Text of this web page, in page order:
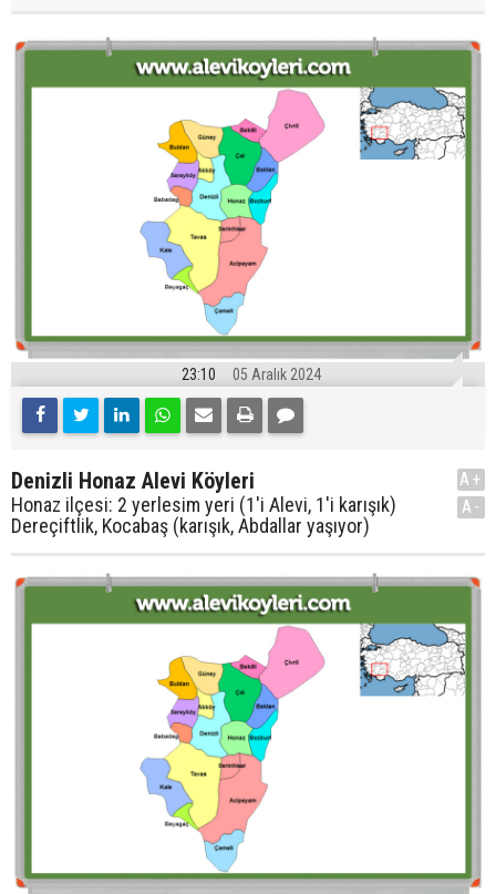
23:10 05 Aralık 2024
Denizli Honaz Alevi Köyleri
Honaz ilçesi: 2 yerlesim yeri (1'i Alevi, 1'i karışık)
Dereçiftlik, Kocabaş (karışık, Abdallar yaşıyor)
A+
A-